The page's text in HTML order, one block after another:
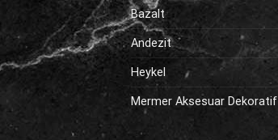
Bazalt
Andezit
Heykel
Mermer Aksesuar Dekoratif